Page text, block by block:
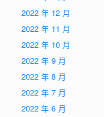
2022 年 12 月
2022 年 11 月
2022 年 10 月
2022 年 9 月
2022 年 8 月
2022 年 7 月
2022 年 6 月